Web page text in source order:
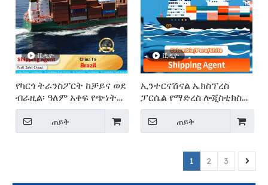
ቪዲዮ
የካርጎ ትራንስፖርት ከቻይና ወደ
ብራዚል፡ ዓለም አቀፍ የጭነት
አገልግሎት
ጠይቅ
ቪዲዮ
ኢንተርናሽናል ኤክስፕረስ
ፓርሴል የማድረስ ሎጂስቲክስ
አገልግሎቶች ወደ ኮሎምቢያ/
ፔሩ/ቺሊ መላኪያ
ጠይቅ
1 2 3